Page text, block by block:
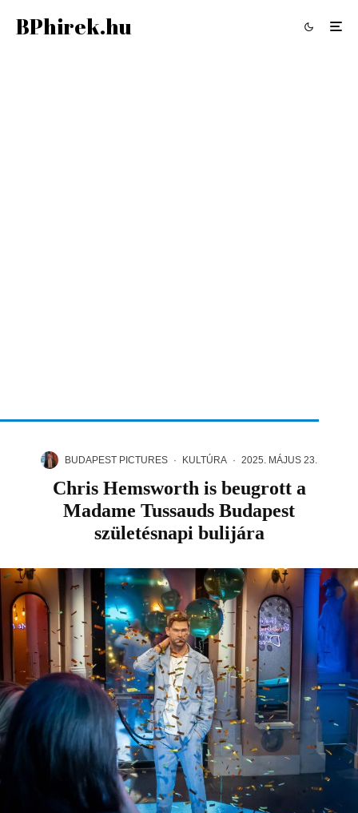
BPhirek.hu
BUDAPEST PICTURES · KULTÚRA · 2025. MÁJUS 23.
Chris Hemsworth is beugrott a
Madame Tussauds Budapest
születésnapi bulijára